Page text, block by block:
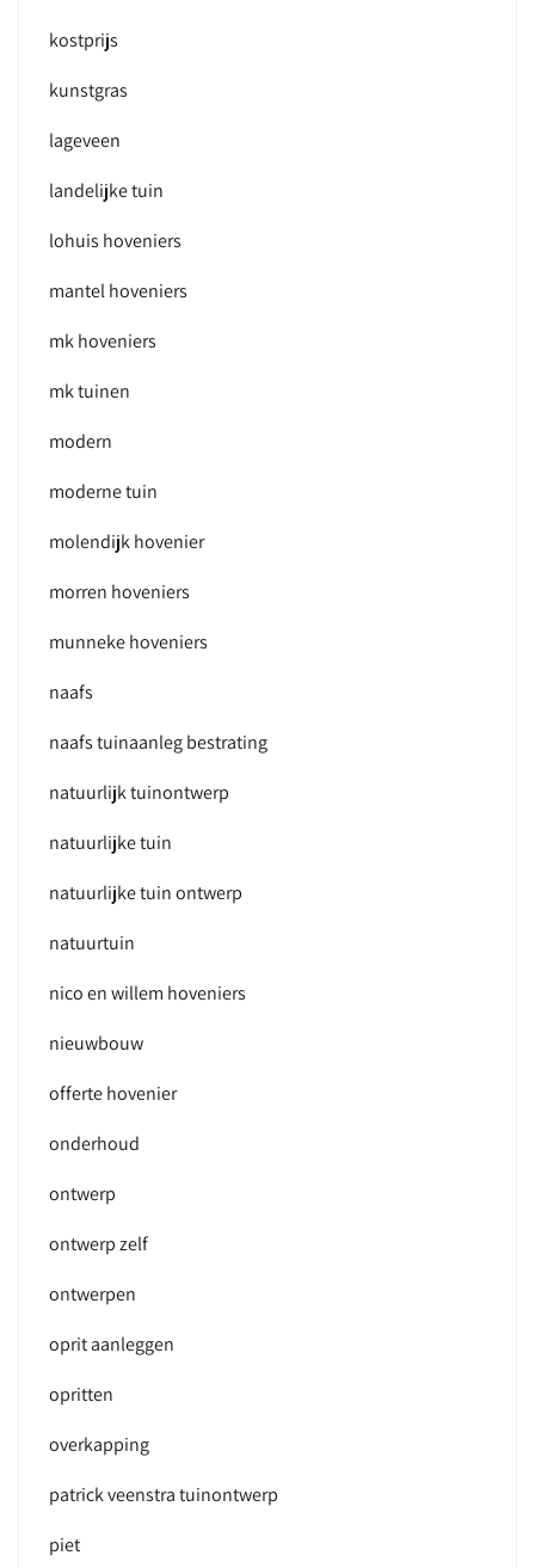
kostprijs
kunstgras
lageveen
landelijke tuin
lohuis hoveniers
mantel hoveniers
mk hoveniers
mk tuinen
modern
moderne tuin
molendijk hovenier
morren hoveniers
munneke hoveniers
naafs
naafs tuinaanleg bestrating
natuurlijk tuinontwerp
natuurlijke tuin
natuurlijke tuin ontwerp
natuurtuin
nico en willem hoveniers
nieuwbouw
offerte hovenier
onderhoud
ontwerp
ontwerp zelf
ontwerpen
oprit aanleggen
opritten
overkapping
patrick veenstra tuinontwerp
piet